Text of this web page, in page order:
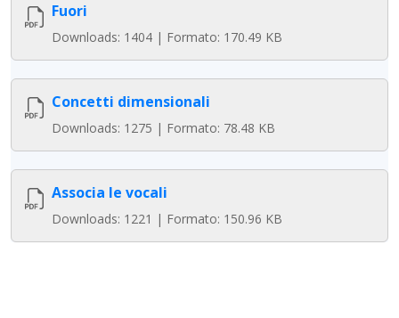
Fuori
Downloads: 1404 | Formato: 170.49 KB
Concetti dimensionali
Downloads: 1275 | Formato: 78.48 KB
Associa le vocali
Downloads: 1221 | Formato: 150.96 KB